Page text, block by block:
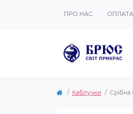
ПРО НАС
Каблучки Срібна